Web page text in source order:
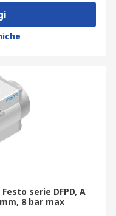
serie DFPD, A
8 bar max